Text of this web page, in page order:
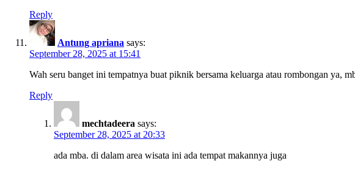
Reply
Antung apriana says:
September 28, 2025 at 15:41
Wah seru banget ini tempatnya buat piknik bersama keluarga atau rombongan ya,
Reply
mechtadeera says:
September 28, 2025 at 20:33
ada mba. di dalam area wisata ini ada tempat makannya juga